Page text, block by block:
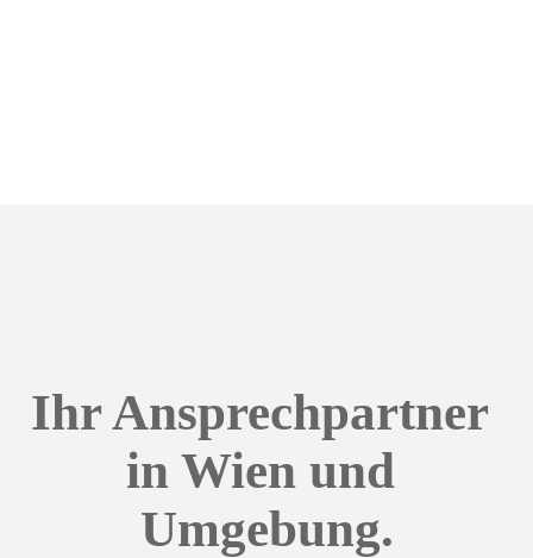
Ihr Ansprechpartner
in Wien und
Umgebung.